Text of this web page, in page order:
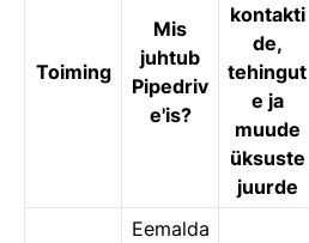
Toiming
Mis
juhtub
Pipedriv
e'is?
kontakti
de,
tehingut
e ja
muude
üksuste
juurde
Eemalda